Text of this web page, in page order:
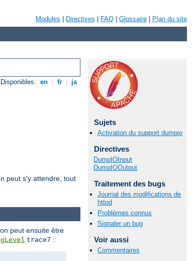
Modules Directives FAQ Glossaire Plan du site
en fr ja
peut s'y attendre, tout
Sujets
Activation du support dumpio
Directives
DumpIOInput
DumpIOOutput
Traitement des bugs
Journal des modifications de
httpd
Problèmes connus
Signaler un bug
Voir aussi
Commentaires
peut ensuite être
trace7 :